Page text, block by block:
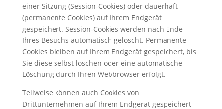
einer Sitzung (Session-Cookies) oder dauerhaft
(permanente Cookies) auf Ihrem Endgerät
gespeichert. Session-Cookies werden nach Ende
Ihres Besuchs automatisch gelöscht. Permanente
Cookies bleiben auf Ihrem Endgerät gespeichert, bis
Sie diese selbst löschen oder eine automatische
Löschung durch Ihren Webbrowser erfolgt.
Teilweise können auch Cookies von
Drittunternehmen auf Ihrem Endgerät gespeichert